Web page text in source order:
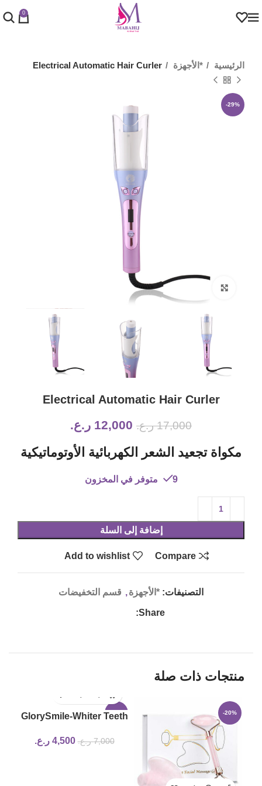
0
الرئيسية *الأجهزة Electrical Automatic Hair Curler
-29%
Click to enlarge
Electrical Automatic Hair Curler
17,000 ر.ع. 12,000 ر.ع.
مكواة تجعيد الشعر الكهربائية الأوتوماتيكية
9 متوفر في المخزون
إضافة إلى السلة
Compare
Add to wishlist
التصنيفات: *الأجهزة, قسم التخفيضات
Share:
منتجات ذات صلة
-20%
-36%
GlorySmile-Whiter Teeth
7,000 ر.ع. 4,500 ر.ع.